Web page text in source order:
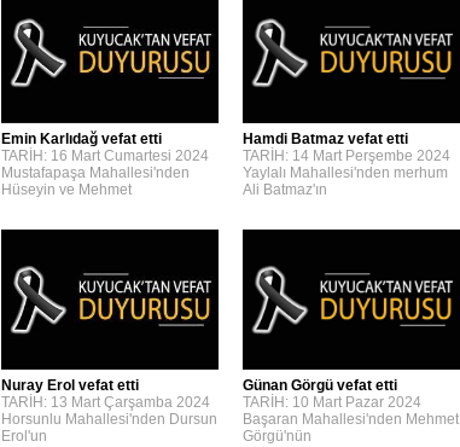
Emin Karlıdağ vefat etti
TARİH: 16 Mart Cumartesi 2024
Mustafapaşa Mahallesi'nden
Hüseyin ve Mehmet
Hamdi Batmaz vefat etti
TARİH: 14 Mart Perşembe 2024
Yaylalı Mahallesi'nden merhum
Ali Batmaz'ın
Nuray Erol vefat etti
TARİH: 13 Mart Çarşamba 2024
Horsunlu Mahallesi'nden Dursun
Erol'un
Günan Görgü vefat etti
TARİH: 10 Mart Pazar 2024
Başaran Mahallesi'nden Mehmet
Görgü'nün